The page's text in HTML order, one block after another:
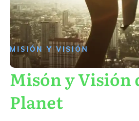
MISIÓN Y VISIÓN
Misón y Visión
Planet